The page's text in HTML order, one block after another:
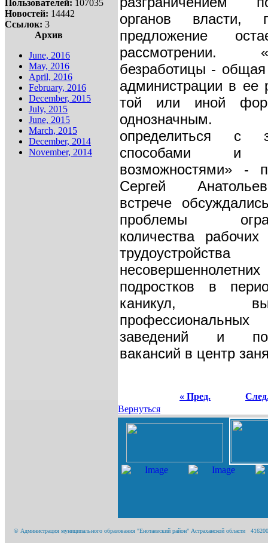
Пользователей: 107035
Новостей: 14442
Ссылок: 3
Архив
June, 2016
May, 2016
April, 2016
February, 2016
December, 2015
July, 2015
June, 2015
March, 2015
December, 2014
November, 2014
органов власти,
предложение
рассмотрении.
безработицы - общая
администрации в ее
той или иной
определиться с
способами и
возможностями» -
Сергей
встрече
проблемы
количества
трудоустройства
несовершеннолетних
подростков в
каникул,
заведений и
вакансий в центр
« Пред.
Вернуться
© Администрация муниципального образования "Енотаевский район" Астраханской области